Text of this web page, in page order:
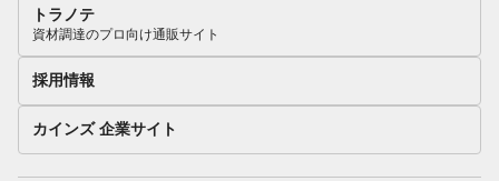
トラノテ
資材調達のプロ向け通販サイト
採用情報
カインズ 企業サイト